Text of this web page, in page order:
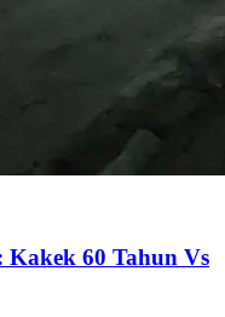
60 Tahun Vs